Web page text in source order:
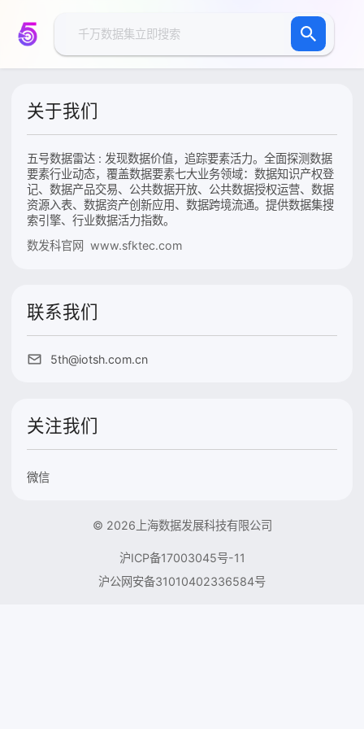
关于我们
五号数据雷达 : 发现数据价值，追踪要素活力。全面探测数据
要素行业动态，覆盖数据要素七大业务领域：数据知识产权登
记、数据产品交易、公共数据开放、公共数据授权运营、数据
资源入表、数据资产创新应用、数据跨境流通。提供数据集搜
索引擎、行业数据活力指数。
数发科官网 www.sfktec.com
联系我们
5th@iotsh.com.cn
关注我们
微信
© 2026上海数据发展科技有限公司
沪ICP备17003045号-11
沪公网安备31010402336584号